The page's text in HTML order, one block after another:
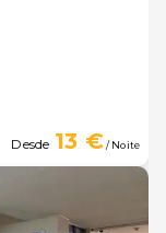
Desde 13 €/ Noite